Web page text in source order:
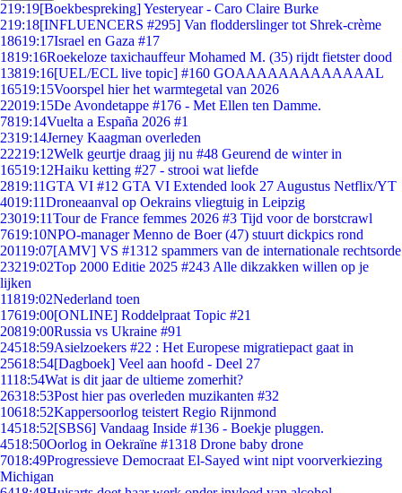
219:19[Boekbespreking] Yesteryear - Caro Claire Burke
219:18[INFLUENCERS #295] Van flodderslinger tot Shrek-crème
18619:17Israel en Gaza #17
1819:16Roekeloze taxichauffeur Mohamed M. (35) rijdt fietster dood
13819:16[UEL/ECL live topic] #160 GOAAAAAAAAAAAAAL
16519:15Voorspel hier het warmtegetal van 2026
22019:15De Avondetappe #176 - Met Ellen ten Damme.
7819:14Vuelta a España 2026 #1
2319:14Jerney Kaagman overleden
22219:12Welk geurtje draag jij nu #48 Geurend de winter in
16519:12Haiku ketting #27 - strooi wat liefde
2819:11GTA VI #12 GTA VI Extended look 27 Augustus Netflix/YT
4019:11Droneaanval op Oekrains vliegtuig in Leipzig
23019:11Tour de France femmes 2026 #3 Tijd voor de borstcrawl
7619:10NPO-manager Menno de Boer (47) stuurt dickpics rond
20119:07[AMV] VS #1312 spammers van de internationale rechtsorde
23219:02Top 2000 Editie 2025 #243 Alle dikzakken willen op je
lijken
11819:02Nederland toen
17619:00[ONLINE] Roddelpraat Topic #21
20819:00Russia vs Ukraine #91
24518:59Asielzoekers #22 : Het Europese migratiepact gaat in
25618:54[Dagboek] Veel aan hoofd - Deel 27
1118:54Wat is dit jaar de ultieme zomerhit?
26318:53Post hier pas overleden muzikanten #32
10618:52Kappersoorlog teistert Regio Rijnmond
14518:52[SBS6] Vandaag Inside #136 - Boekje pluggen.
4518:50Oorlog in Oekraïne #1318 Drone baby drone
7018:49Progressieve Democraat El-Sayed wint nipt voorverkiezing
Michigan